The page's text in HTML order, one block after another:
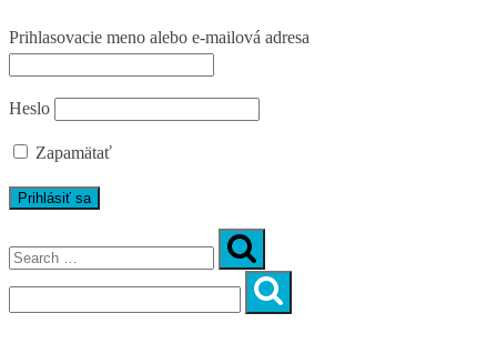
Prihlasovacie meno alebo e-mailová adresa
Heslo
Zapamätať